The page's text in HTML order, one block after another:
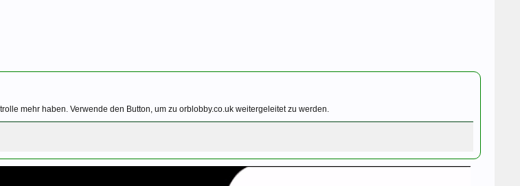
mehr haben. Verwende den Button, um zu orblobby.co.uk weitergeleitet zu werden.